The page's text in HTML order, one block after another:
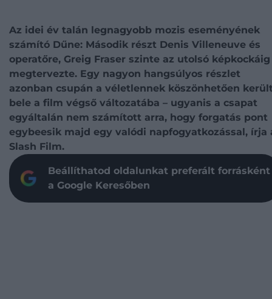
Az idei év talán legnagyobb mozis eseményének
számító Dűne: Második részt Denis Villeneuve és
operatőre, Greig Fraser szinte az utolsó képkockáig
megtervezte. Egy nagyon hangsúlyos részlet
azonban csupán a véletlennek köszönhetően
bele a film végső változatába – ugyanis a csapat
egyáltalán nem számított arra, hogy forgatás pont
egybeesik majd egy valódi napfogyatkozással, írja
Slash Film.
Beállíthatod oldalunkat preferált forrásként
a Google Keresőben